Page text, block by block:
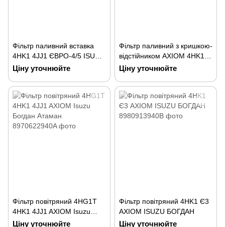
Фільтр паливний вставка
4HK1 4JJ1 ЄВРО-4/5 ISUZU
АТАМАН
Ціну уточнюйте
Фільтр паливний з кришкою-
відстійником AXIOM 4HK1
Isuzu Атаман
Ціну уточнюйте
Фільтр повітряний 4HG1T
4HK1 4JJ1 AXIOM Isuzu
Богдан Атаман
Ціну уточнюйте
Фільтр повітряний 4HK1 Є3
AXIOM ISUZU БОГДАН
Ціну уточнюйте